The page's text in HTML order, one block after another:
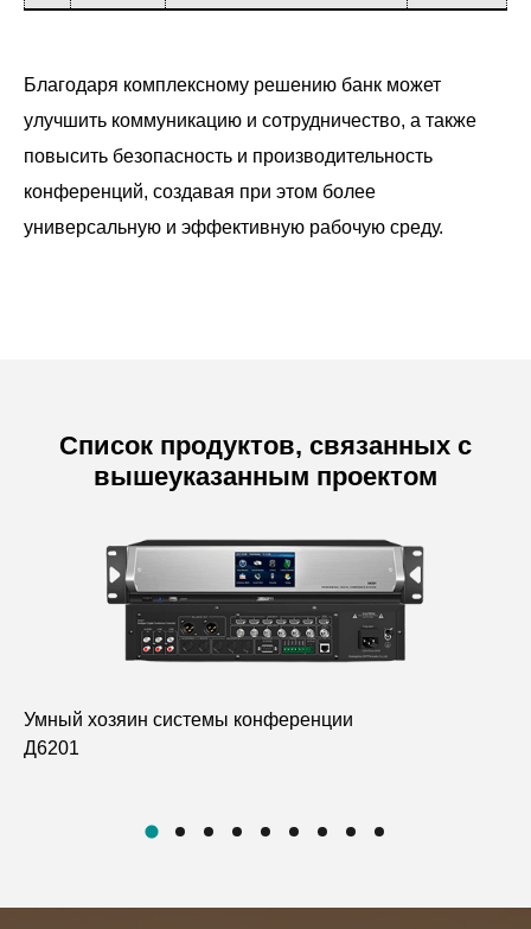
Благодаря комплексному решению банк может
улучшить коммуникацию и сотрудничество, а также
повысить безопасность и производительность
конференций, создавая при этом более
универсальную и эффективную рабочую среду.
Список продуктов, связанных с
вышеуказанным проектом
Умный хозяин системы конференции
Д6201